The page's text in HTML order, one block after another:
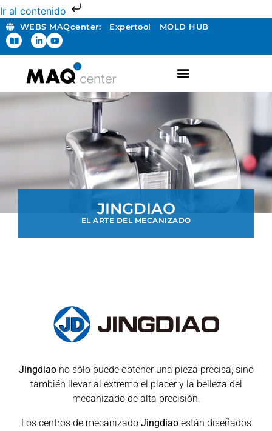
Ir al contenido
WEBS MAQcenter: Expertool MOLD HUB
JINGDIAO
EL ARTE DEL MECANIZADO
Jingdiaono sólo puede obtener una pieza precisa, sino
también llevar al extremo el placer y la belleza del
mecanizado de alta precisión.
Los centros de mecanizado Jingdiaoestán diseñados